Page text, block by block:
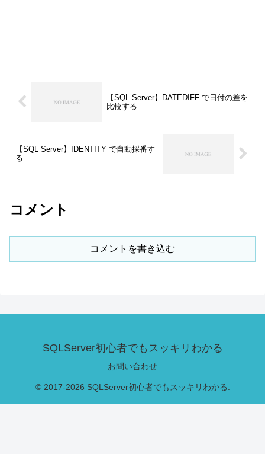
【SQL Server】DATEDIFF で日付の差を
比較する
【SQL Server】IDENTITY で自動採番す
る
コメント
コメントを書き込む
SQLServer初心者でもスッキリわかる
お問い合わせ
© 2017-2026 SQLServer初心者でもスッキリわかる.